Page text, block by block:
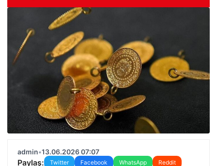
admin•13.06.2026 07:07
Paylaş: Twitter Facebook WhatsApp
Reddit